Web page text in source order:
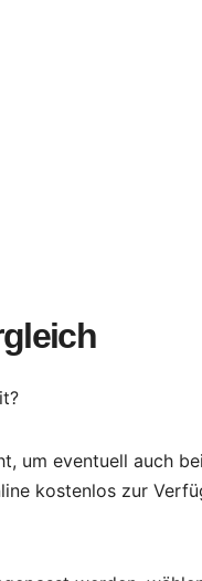
um eventuell auch
kostenlos zur